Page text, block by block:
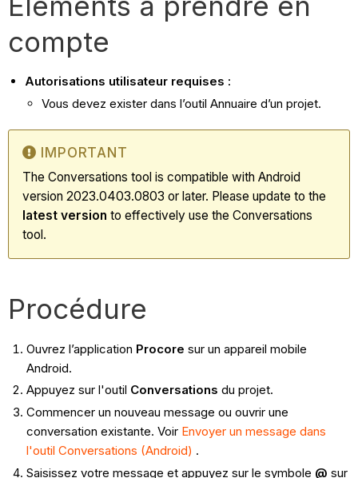
compte
Autorisations utilisateur requises :
Vous devez exister dans l’outil Annuaire d’un projet.
IMPORTANT
The Conversations tool is compatible with Android
version 2023.0403.0803 or later. Please update to the
latest version to effectively use the Conversations
tool.
Procédure
Ouvrez l’application Procore sur un appareil mobile
Android.
Appuyez sur l'outil Conversations du projet.
Commencer un nouveau message ou ouvrir une
conversation existante. Voir Envoyer un message dans
l'outil Conversations (Android) .
Saisissez votre message et appuyez sur le symbole @ sur